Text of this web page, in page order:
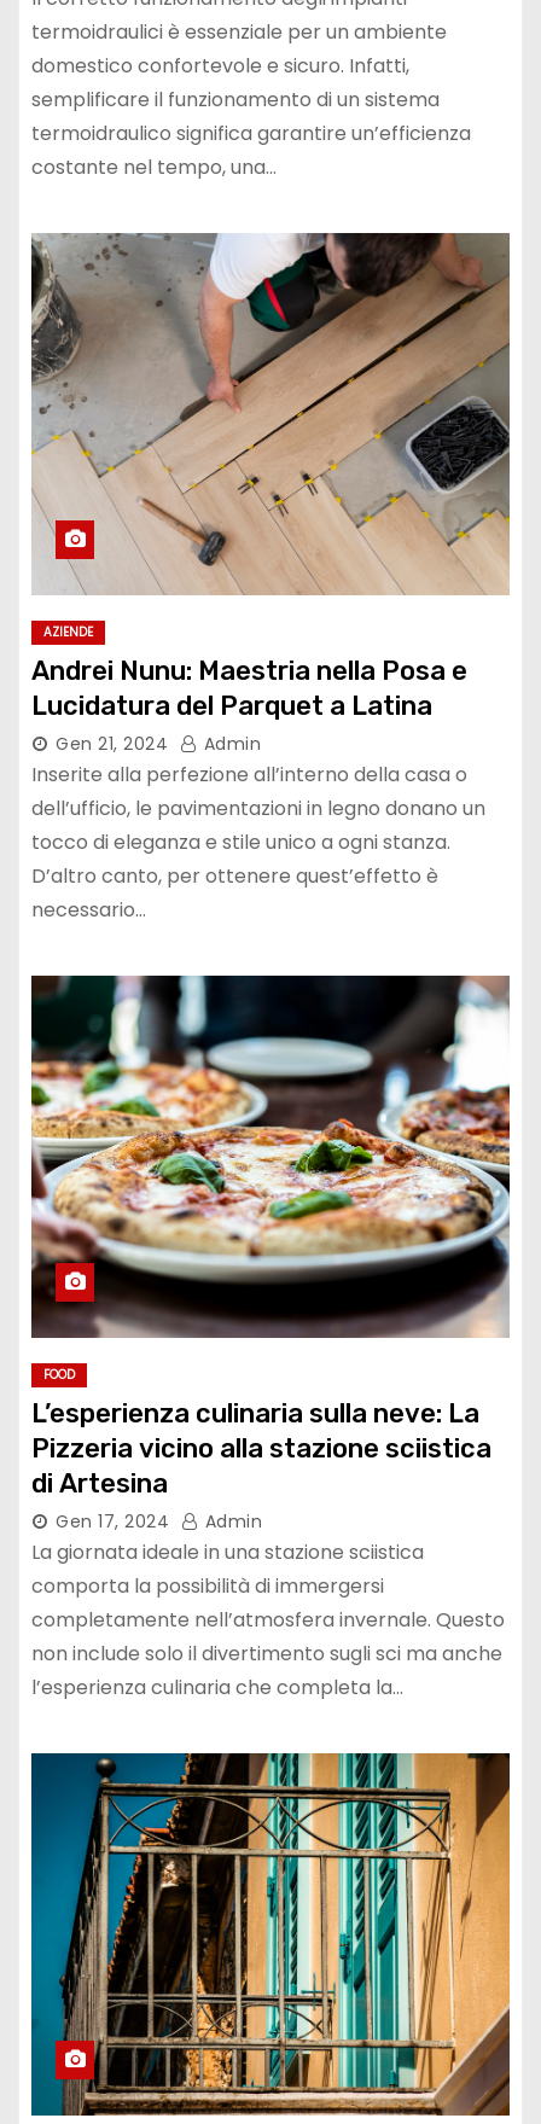
termoidraulici è essenziale per un ambiente
domestico confortevole e sicuro. Infatti,
semplificare il funzionamento di un sistema
termoidraulico significa garantire un’efficienza
costante nel tempo, una…
AZIENDE
Andrei Nunu: Maestria nella Posa e
Lucidatura del Parquet a Latina
Gen 21, 2024 Admin
Inserite alla perfezione all’interno della casa o
dell’ufficio, le pavimentazioni in legno donano un
tocco di eleganza e stile unico a ogni stanza.
D’altro canto, per ottenere quest’effetto è
necessario…
FOOD
L’esperienza culinaria sulla neve: La
Pizzeria vicino alla stazione sciistica
di Artesina
Gen 17, 2024 Admin
La giornata ideale in una stazione sciistica
comporta la possibilità di immergersi
completamente nell’atmosfera invernale. Questo
non include solo il divertimento sugli sci ma anche
l’esperienza culinaria che completa la…